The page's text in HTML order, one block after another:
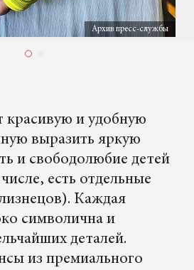
Архив пресс-службы
красивую и удобную
выразить яркую
и свободолюбие детей
есть отдельные
Каждая
символична и
деталей.
из премиального